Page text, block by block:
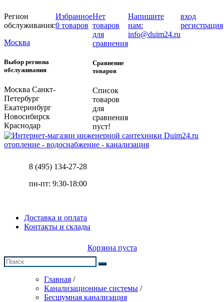
Регион
обслуживания:
Москва
Выбор региона
обслуживания
Москва Санкт-
Петербург
Екатеринбург
Новосибирск
Краснодар
Избранное
0 товаров
Нет
товаров
для
сравнения
Сравнение
товаров
Список
товаров
для
сравнения
пуст!
Напишите
нам:
info@duim24.ru
вход
регистрация
отопление - водоснабжение - канализация
8 (495) 134-27-28
пн-пт: 9:30-18:00
Доставка и оплата
Контакты и склады
Корзина пуста
Главная /
Канализационные системы /
Бесшумная канализация